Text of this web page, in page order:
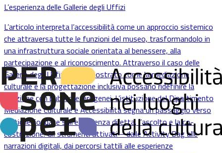
L’esperienza delle Gallerie degli Uffizi
L’articolo interpreta l’accessibilità come un approccio sistemico
che attraversa tutte le funzioni del museo, trasformandolo in
una infrastruttura sociale orientata al benessere, alla
partecipazione e al riconoscimento. Attraverso il caso delle
Gallerie degli Uffizi
, viene mostrato come la mediazione
culturale e la progettazione inclusiva possano ridefinire la
relazione con pubblici eterogenei. L’istituzione del Dipartimento
Mediazione Culturale e Accessibilità segna un passaggio verso
pratiche fondate sull’esperienza diretta, l’ascolto e la co-
costruzione. Gli strumenti attivati – dalle Activity Bag alle
narrazioni digitali, dai percorsi tattili alle esperienze